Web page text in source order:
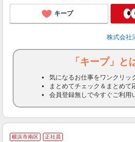
キープ
株式会社
「キープ」と
気になるお仕事をワンクリッ
まとめてチェック＆まとめて
会員登録無しで今すぐご利用
横浜市南区 正社員